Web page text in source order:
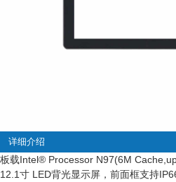
详细介绍
板载Intel® Processor N97(6M
12.1寸 LED背光显示屏，前面框支持